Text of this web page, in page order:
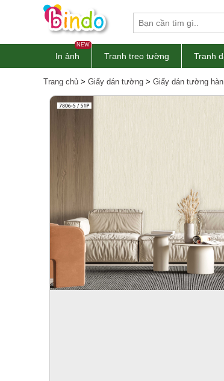
NEW
In ảnh Tranh treo tường Tranh
Trang chủ > Giấy dán tường > Giấy dán tường